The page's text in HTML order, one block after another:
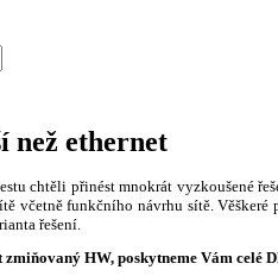
než ethernet
chtěli přinést mnokrát vyzkoušené
včetně funkčního návrhu sítě.
řešení.
zmiňovaný HW, poskytneme Vám celé